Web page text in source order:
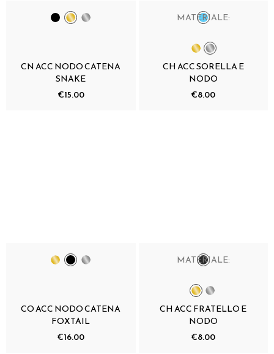
CN ACC NODO CATENA
SNAKE
€15.00
MATERIALE:
CH ACC SORELLA E
NODO
€8.00
CO ACC NODO CATENA
FOXTAIL
€16.00
MATERIALE:
CH ACC FRATELLO E
NODO
€8.00